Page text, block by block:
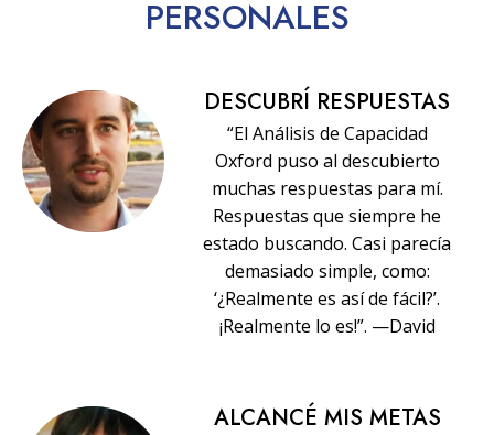
PERSONALES
DESCUBRÍ RESPUESTAS
“El Análisis de Capacidad
Oxford puso al descubierto
muchas respuestas para mí.
Respuestas que siempre he
estado buscando. Casi parecía
demasiado simple, como:
‘¿Realmente es así de fácil?’.
¡Realmente lo es!”. —David
ALCANCÉ MIS METAS